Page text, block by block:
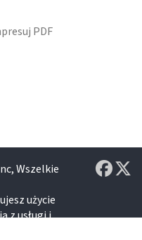
PDF
Wszelkie
użycie
z usługii